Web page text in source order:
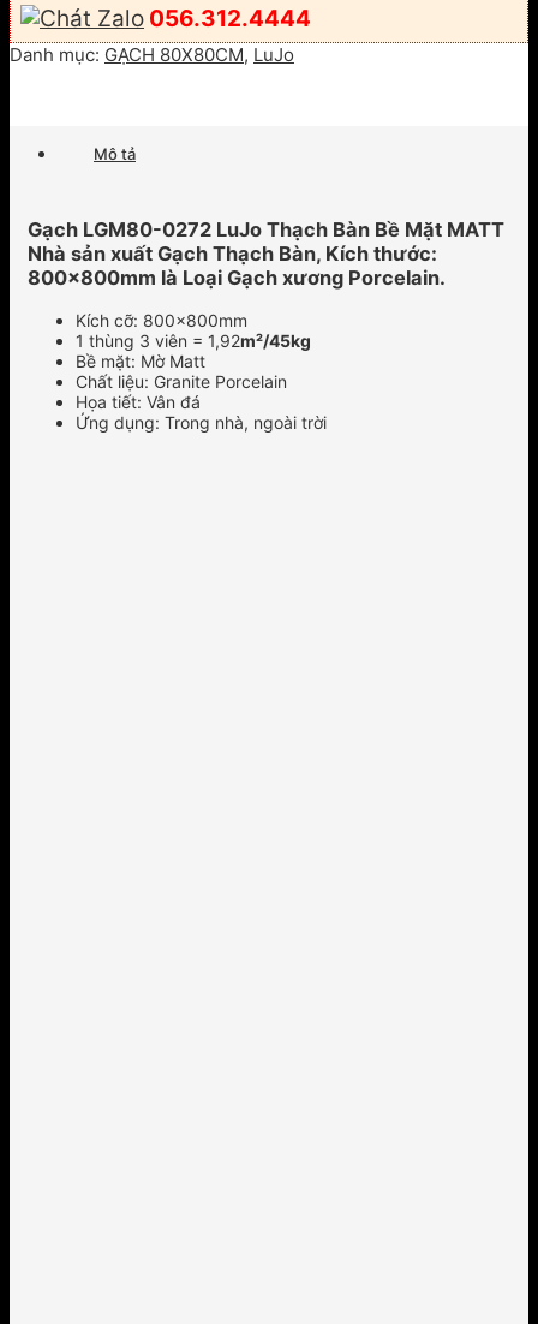
056.312.4444
Danh mục: GẠCH 80X80CM, LuJo
Mô tả
Gạch LGM80-0272 LuJo Thạch Bàn Bề Mặt MATT
Nhà sản xuất Gạch Thạch Bàn, Kích thước:
800x800mm là Loại Gạch xương Porcelain.
Kích cỡ: 800x800mm
1 thùng 3 viên = 1,92m²/45kg
Bề mặt: Mờ Matt
Chất liệu: Granite Porcelain
Họa tiết: Vân đá
Ứng dụng: Trong nhà, ngoài trời